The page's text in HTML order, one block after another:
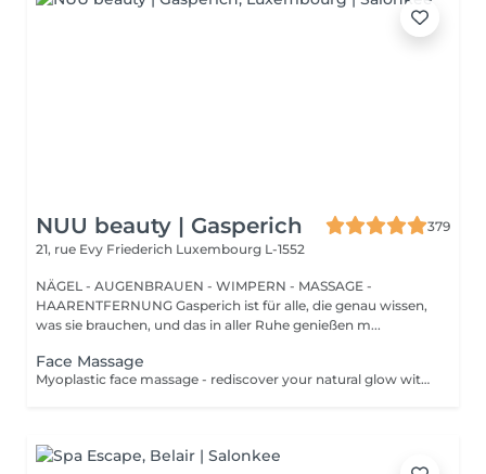
NUU beauty | Gasperich
379
21, rue Evy Friederich Luxembourg L-1552
NÄGEL - AUGENBRAUEN - WIMPERN - MASSAGE -
HAARENTFERNUNG Gasperich ist für alle, die genau wissen,
was sie brauchen, und das in aller Ruhe genießen m...
Face Massage
Myoplastic face massage - rediscover your natural glow with the deeply rejuvenating myoplastic face massage. This unique technique works not only on the surface of your skin but also on the deeper layers of muscles and fascia. Through precise, sculpting movements, it releases tension, improves circulation, and restores elasticity. The result? A lifted, defined, and radiant look that feels as refreshing as it appears. Every session is like a reset for your face leaving you looking youthful, relaxed, and glowing with vitality. Express Facial Massage is designed for those who value their time while expecting visible, refined results. This 30-minute lifting massage focuses on precise muscle stimulation to restore facial tone, improve skin firmness, and redefine the natural facial contour. The treatment helps reduce visible signs of fatigue while stimulating microcirculation, allowing the skin to regain a fresh, radiant, and naturally healthy glow. Perfect as an additional boost to your body massage for complete relaxation and rejuvenation. Important: This treatment is available only as an add-on to any body massage and cannot be booked as a standalone service.